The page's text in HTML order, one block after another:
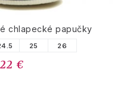
chlapecké papučky
25 26
€